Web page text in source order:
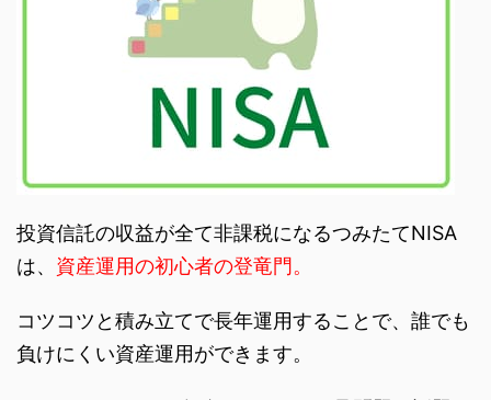
投資信託の収益が全て非課税になるつみたてNISA
は、 資産運用の初心者の登竜門。
コツコツと積み立てで長年運用することで、誰でも
負けにくい資産運用ができます。